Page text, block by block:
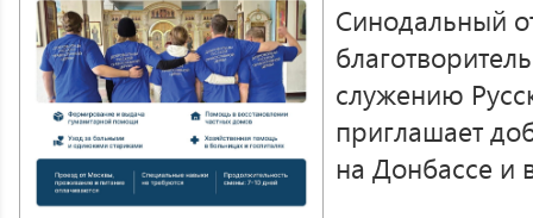
Синодальный
служению
приглашает
на Донбассе и